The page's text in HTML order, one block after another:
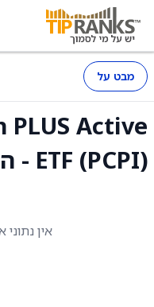
מבט על
Active
ETF (PCPI) - החזקות
אין